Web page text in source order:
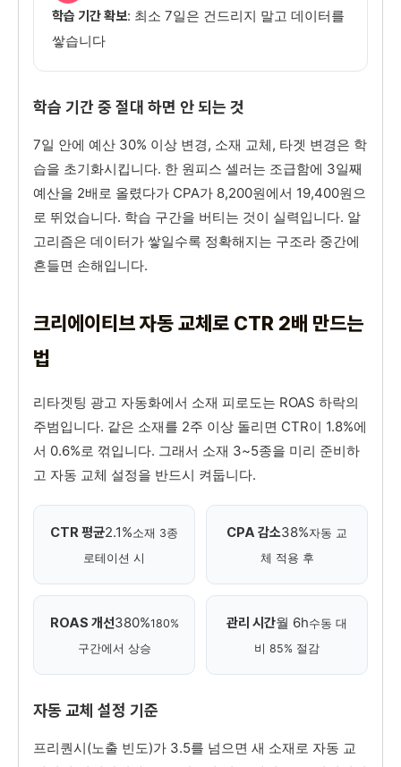
학습 기간 확보: 최소 7일은 건드리지 말고 데이터를
쌓습니다
학습 기간 중 절대 하면 안 되는 것
7일 안에 예산 30% 이상 변경, 소재 교체, 타겟 변경은 학
습을 초기화시킵니다. 한 원피스 셀러는 조급함에 3일째
예산을 2배로 올렸다가 CPA가 8,200원에서 19,400원으
로 뛰었습니다. 학습 구간을 버티는 것이 실력입니다. 알
고리즘은 데이터가 쌓일수록 정확해지는 구조라 중간에
흔들면 손해입니다.
크리에이티브 자동 교체로 CTR 2배 만드는
법
리타겟팅 광고 자동화에서 소재 피로도는 ROAS 하락의
주범입니다. 같은 소재를 2주 이상 돌리면 CTR이 1.8%에
서 0.6%로 꺾입니다. 그래서 소재 3~5종을 미리 준비하
고 자동 교체 설정을 반드시 켜둡니다.
CTR 평균2.1%소재 3종
로테이션 시
CPA 감소38%자동 교
체 적용 후
ROAS 개선380%180%
구간에서 상승
관리 시간월 6h수동 대
비 85% 절감
자동 교체 설정 기준
프리퀀시(노출 빈도)가 3.5를 넘으면 새 소재로 자동 교